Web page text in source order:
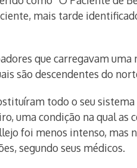
mais tarde
que carregavam
são descendentes do
todo o seu
uma condição na qual as
foi menos intenso, mas
segundo seus médicos.